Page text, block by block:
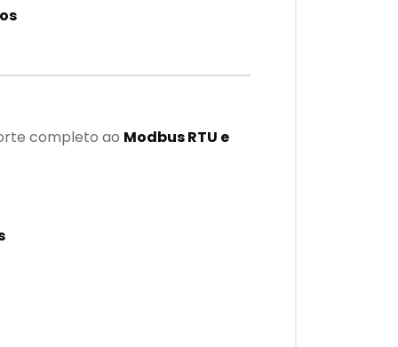
completo ao Modbus RTU e